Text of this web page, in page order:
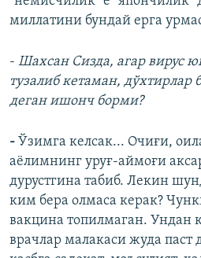
миллатини бундай ерга
- Шахсан Сизда, агар вирус
тузалиб кетаман, дўхтирлар
деган ишонч борми?
- Ўзимга келсак... Очиғи,
аёлимнинг уруғ-аймоғи
дурустгина табиб. Лекин
ким бера олмаса керак?
вакцина топилмаган. Ундан
врачлар малакаси жуда